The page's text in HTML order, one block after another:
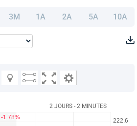
3M 1A 2A 5A 10A
2 JOURS - 2 MINUTES
-1.78%